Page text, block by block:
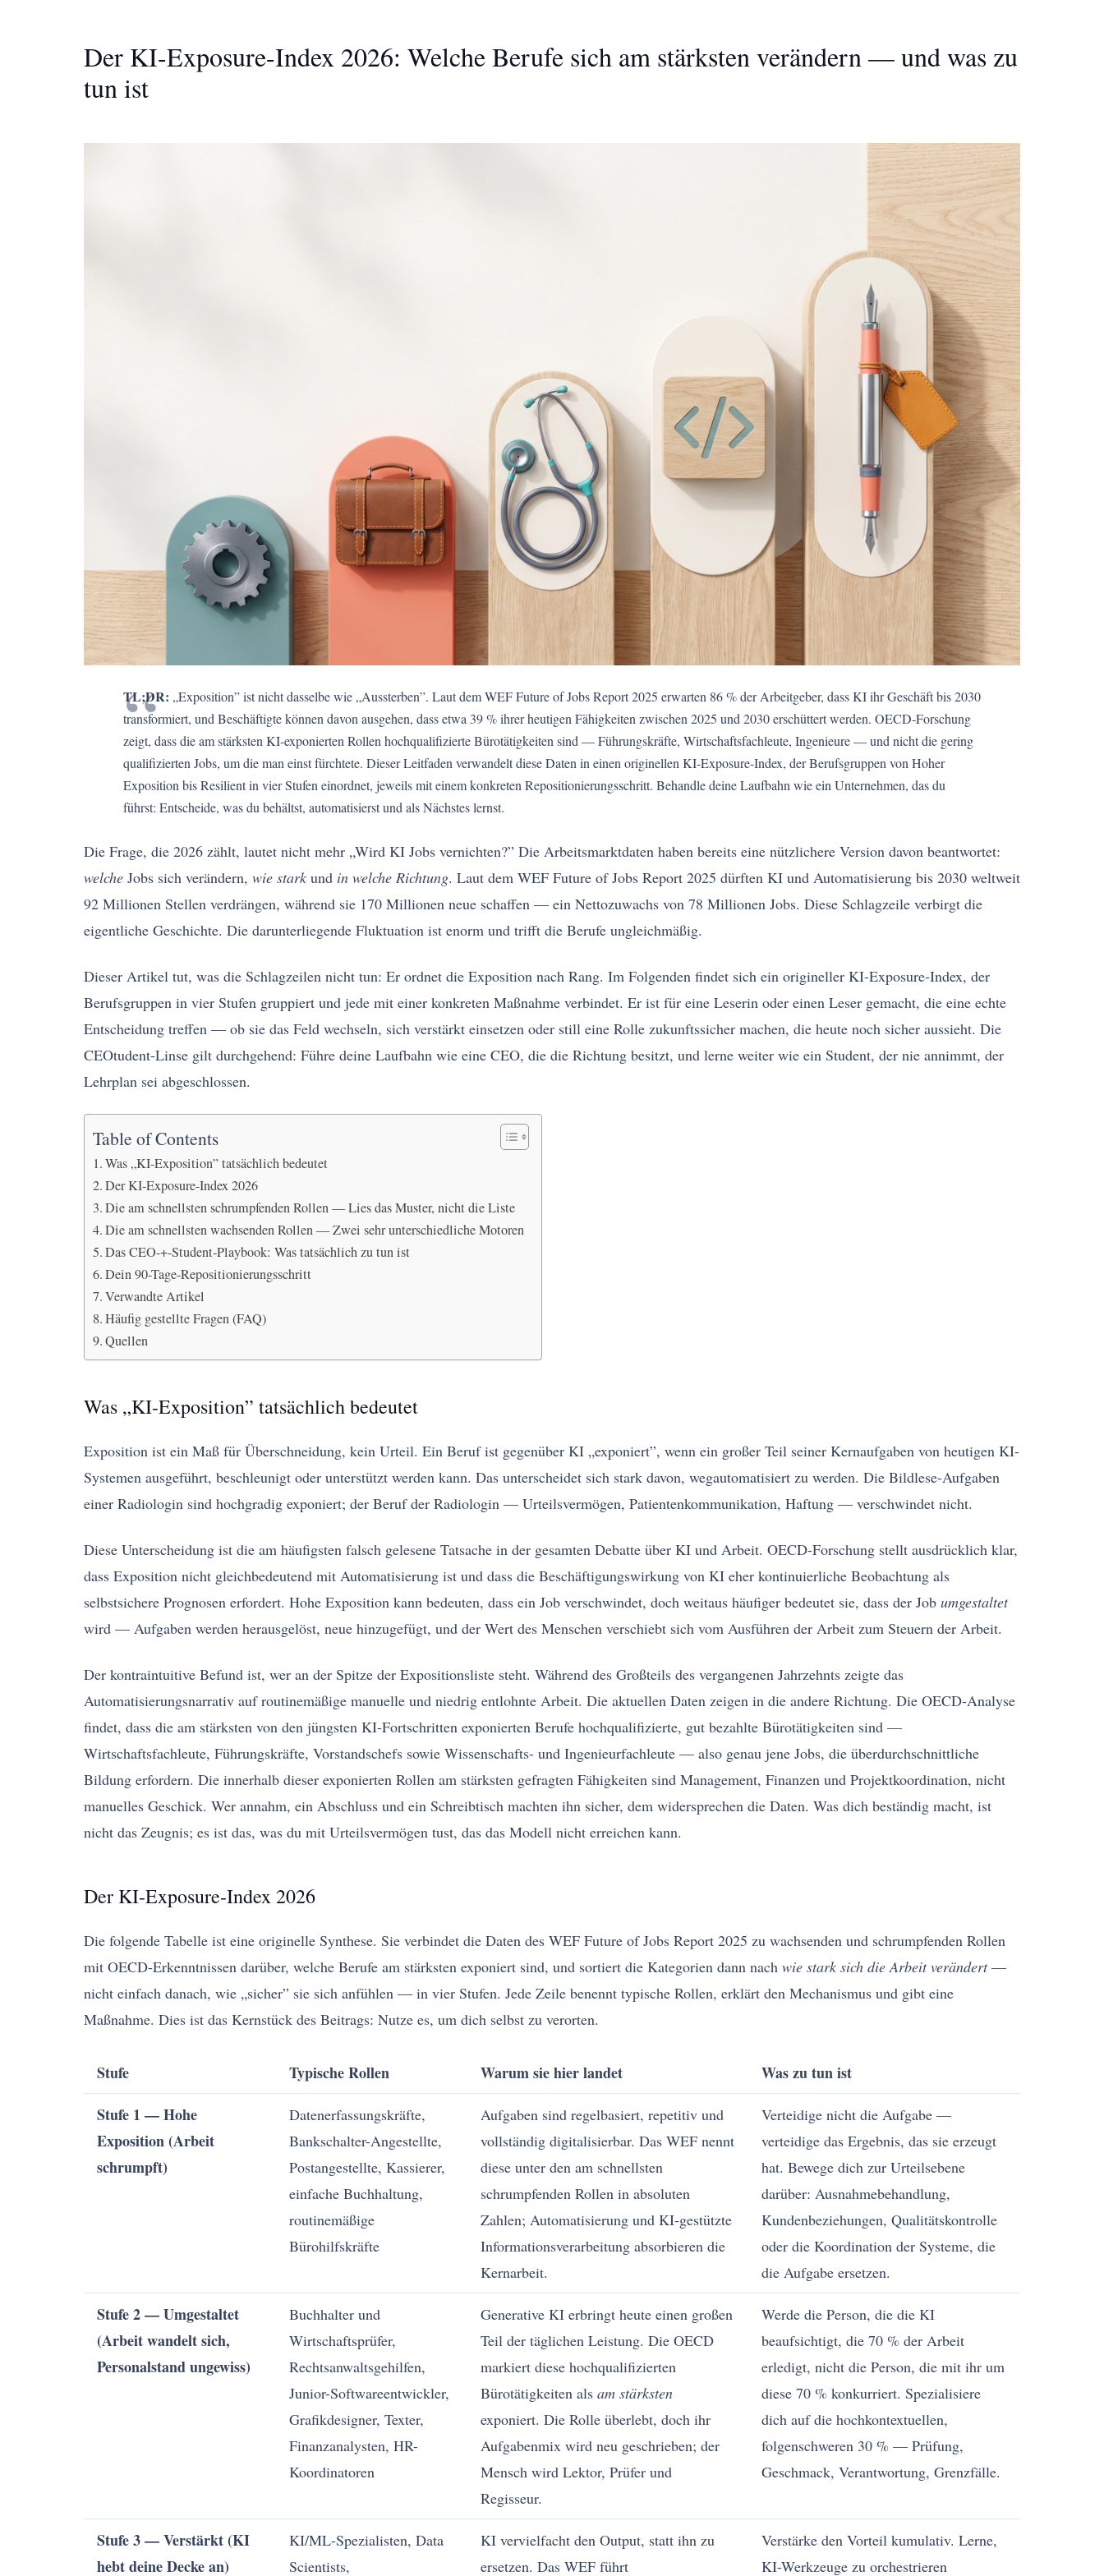
Der KI-Exposure-Index 2026: Welche Berufe sich am stärksten verändern — und was zu
tun ist
TL;DR: „Exposition” ist nicht dasselbe wie „Aussterben”. Laut dem WEF Future of Jobs Report 2025 erwarten 86 % der Arbeitgeber, dass KI ihr Geschäft bis 2030
transformiert, und Beschäftigte können davon ausgehen, dass etwa 39 % ihrer heutigen Fähigkeiten zwischen 2025 und 2030 erschüttert werden. OECD-Forschung
zeigt, dass die am stärksten KI-exponierten Rollen hochqualifizierte Bürotätigkeiten sind — Führungskräfte, Wirtschaftsfachleute, Ingenieure — und nicht die gering
qualifizierten Jobs, um die man einst fürchtete. Dieser Leitfaden verwandelt diese Daten in einen originellen KI-Exposure-Index, der Berufsgruppen von Hoher
Exposition bis Resilient in vier Stufen einordnet, jeweils mit einem konkreten Repositionierungsschritt. Behandle deine Laufbahn wie ein Unternehmen, das du
führst: Entscheide, was du behältst, automatisierst und als Nächstes lernst.
Die Frage, die 2026 zählt, lautet nicht mehr „Wird KI Jobs vernichten?” Die Arbeitsmarktdaten haben bereits eine nützlichere Version davon beantwortet:
welche Jobs sich verändern, wie stark und in welche Richtung. Laut dem WEF Future of Jobs Report 2025 dürften KI und Automatisierung bis 2030 weltweit
92 Millionen Stellen verdrängen, während sie 170 Millionen neue schaffen — ein Nettozuwachs von 78 Millionen Jobs. Diese Schlagzeile verbirgt die
eigentliche Geschichte. Die darunterliegende Fluktuation ist enorm und trifft die Berufe ungleichmäßig.
Dieser Artikel tut, was die Schlagzeilen nicht tun: Er ordnet die Exposition nach Rang. Im Folgenden findet sich ein origineller KI-Exposure-Index, der
Berufsgruppen in vier Stufen gruppiert und jede mit einer konkreten Maßnahme verbindet. Er ist für eine Leserin oder einen Leser gemacht, die eine echte
Entscheidung treffen — ob sie das Feld wechseln, sich verstärkt einsetzen oder still eine Rolle zukunftssicher machen, die heute noch sicher aussieht. Die
CEOtudent-Linse gilt durchgehend: Führe deine Laufbahn wie eine CEO, die die Richtung besitzt, und lerne weiter wie ein Student, der nie annimmt, der
Lehrplan sei abgeschlossen.
Table of Contents
Was „KI-Exposition” tatsächlich bedeutet
Der KI-Exposure-Index 2026
Die am schnellsten schrumpfenden Rollen — Lies das Muster, nicht die Liste
Die am schnellsten wachsenden Rollen — Zwei sehr unterschiedliche Motoren
Das CEO-+-Student-Playbook: Was tatsächlich zu tun ist
Dein 90-Tage-Repositionierungsschritt
Verwandte Artikel
Häufig gestellte Fragen (FAQ)
Quellen
Was „KI-Exposition” tatsächlich bedeutet
Exposition ist ein Maß für Überschneidung, kein Urteil. Ein Beruf ist gegenüber KI „exponiert”, wenn ein großer Teil seiner Kernaufgaben von heutigen KI-
Systemen ausgeführt, beschleunigt oder unterstützt werden kann. Das unterscheidet sich stark davon, wegautomatisiert zu werden. Die Bildlese-Aufgaben
einer Radiologin sind hochgradig exponiert; der Beruf der Radiologin — Urteilsvermögen, Patientenkommunikation, Haftung — verschwindet nicht.
Diese Unterscheidung ist die am häufigsten falsch gelesene Tatsache in der gesamten Debatte über KI und Arbeit. OECD-Forschung stellt ausdrücklich klar,
dass Exposition nicht gleichbedeutend mit Automatisierung ist und dass die Beschäftigungswirkung von KI eher kontinuierliche Beobachtung als
selbstsichere Prognosen erfordert. Hohe Exposition kann bedeuten, dass ein Job verschwindet, doch weitaus häufiger bedeutet sie, dass der Job umgestaltet
wird — Aufgaben werden herausgelöst, neue hinzugefügt, und der Wert des Menschen verschiebt sich vom Ausführen der Arbeit zum Steuern der Arbeit.
Der kontraintuitive Befund ist, wer an der Spitze der Expositionsliste steht. Während des Großteils des vergangenen Jahrzehnts zeigte das
Automatisierungsnarrativ auf routinemäßige manuelle und niedrig entlohnte Arbeit. Die aktuellen Daten zeigen in die andere Richtung. Die OECD-Analyse
findet, dass die am stärksten von den jüngsten KI-Fortschritten exponierten Berufe hochqualifizierte, gut bezahlte Bürotätigkeiten sind —
Wirtschaftsfachleute, Führungskräfte, Vorstandschefs sowie Wissenschafts- und Ingenieurfachleute — also genau jene Jobs, die überdurchschnittliche
Bildung erfordern. Die innerhalb dieser exponierten Rollen am stärksten gefragten Fähigkeiten sind Management, Finanzen und Projektkoordination, nicht
manuelles Geschick. Wer annahm, ein Abschluss und ein Schreibtisch machten ihn sicher, dem widersprechen die Daten. Was dich beständig macht, ist
nicht das Zeugnis; es ist das, was du mit Urteilsvermögen tust, das das Modell nicht erreichen kann.
Der KI-Exposure-Index 2026
Die folgende Tabelle ist eine originelle Synthese. Sie verbindet die Daten des WEF Future of Jobs Report 2025 zu wachsenden und schrumpfenden Rollen
mit OECD-Erkenntnissen darüber, welche Berufe am stärksten exponiert sind, und sortiert die Kategorien dann nach wie stark sich die Arbeit verändert—
nicht einfach danach, wie „sicher” sie sich anfühlen — in vier Stufen. Jede Zeile benennt typische Rollen, erklärt den Mechanismus und gibt eine
Maßnahme. Dies ist das Kernstück des Beitrags: Nutze es, um dich selbst zu verorten.
Stufe Typische Rollen Warum sie hier landet
Was zu tun ist
Stufe 1 — Hohe
Exposition (Arbeit
schrumpft)
Datenerfassungskräfte,
Bankschalter-Angestellte,
Postangestellte, Kassierer,
einfache Buchhaltung,
routinemäßige
Bürohilfskräfte
Aufgaben sind regelbasiert, repetitiv und
vollständig digitalisierbar. Das WEF nennt
diese unter den am schnellsten
schrumpfenden Rollen in absoluten
Zahlen; Automatisierung und KI-gestützte
Informationsverarbeitung absorbieren die
Kernarbeit.
Verteidige nicht die Aufgabe —
verteidige das Ergebnis, das sie erzeugt
hat. Bewege dich zur Urteilsebene
darüber: Ausnahmebehandlung,
Kundenbeziehungen, Qualitätskontrolle
oder die Koordination der Systeme, die
die Aufgabe ersetzen.
Stufe 2 — Umgestaltet
(Arbeit wandelt sich,
Personalstand ungewiss)
Buchhalter und
Wirtschaftsprüfer,
Rechtsanwaltsgehilfen,
Junior-Softwareentwickler,
Grafikdesigner, Texter,
Finanzanalysten, HR-
Koordinatoren
Generative KI erbringt heute einen großen
Teil der täglichen Leistung. Die OECD
markiert diese hochqualifizierten
Bürotätigkeiten als am stärksten
exponiert. Die Rolle überlebt, doch ihr
Aufgabenmix wird neu geschrieben; der
Mensch wird Lektor, Prüfer und
Regisseur.
Werde die Person, die die KI
beaufsichtigt, die 70 % der Arbeit
erledigt, nicht die Person, die mit ihr um
diese 70 % konkurriert. Spezialisiere
dich auf die hochkontextuellen,
folgenschweren 30 % — Prüfung,
Geschmack, Verantwortung, Grenzfälle.
Stufe 3 — Verstärkt (KI
hebt deine Decke an)
KI/ML-Spezialisten, Data
Scientists,
KI vervielfacht den Output, statt ihn zu
ersetzen. Das WEF führt
Verstärke den Vorteil kumulativ. Lerne,
KI-Werkzeuge zu orchestrieren